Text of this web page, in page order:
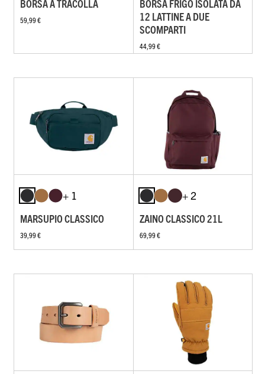
BORSA A TRACOLLA
59,99 €
BORSA FRIGO ISOLATA DA
12 LATTINE A DUE
SCOMPARTI
44,99 €
+ 1
MARSUPIO CLASSICO
39,99 €
+ 2
ZAINO CLASSICO 21L
69,99 €